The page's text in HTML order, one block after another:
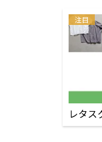
注目
レタス